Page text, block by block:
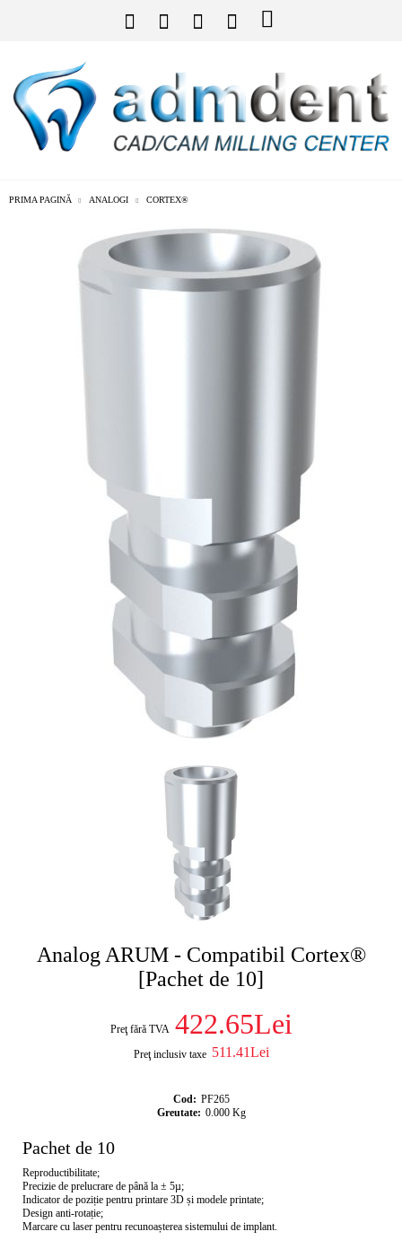
PRIMA PAGINĂ ANALOGI CORTEX®
Analog ARUM - Compatibil Cortex®
[Pachet de 10]
Preţ fără TVA 422.65Lei
Preţ inclusiv taxe 511.41Lei
Cod: PF265
Greutate: 0.000 Kg
Pachet de 10
Reproductibilitate;
Precizie de prelucrare de până la ± 5µ;
Indicator de poziție pentru printare 3D și modele printate;
Design anti-rotație;
Marcare cu laser pentru recunoașterea sistemului de implant.